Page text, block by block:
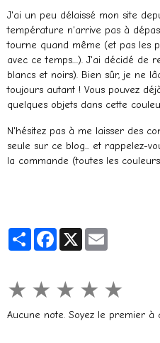
J'ai un peu délaissé mon site
température n'arrive pas à
tourne quand même (et pas les
avec ce temps....). J'ai décidé
blancs et noirs). Bien sûr, je ne
toujours autant ! Vous pouvez
quelques objets dans cette
N'hésitez pas à me laisser des
seule sur ce blog... et rappelez-
la commande (toutes les
PartagerFacebook
X
★ ★ ★ ★ ★
Aucune note. Soyez le premier